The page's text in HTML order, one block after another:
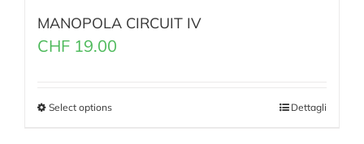
MANOPOLA CIRCUIT IV
CHF 19.00
Select options Dettagli